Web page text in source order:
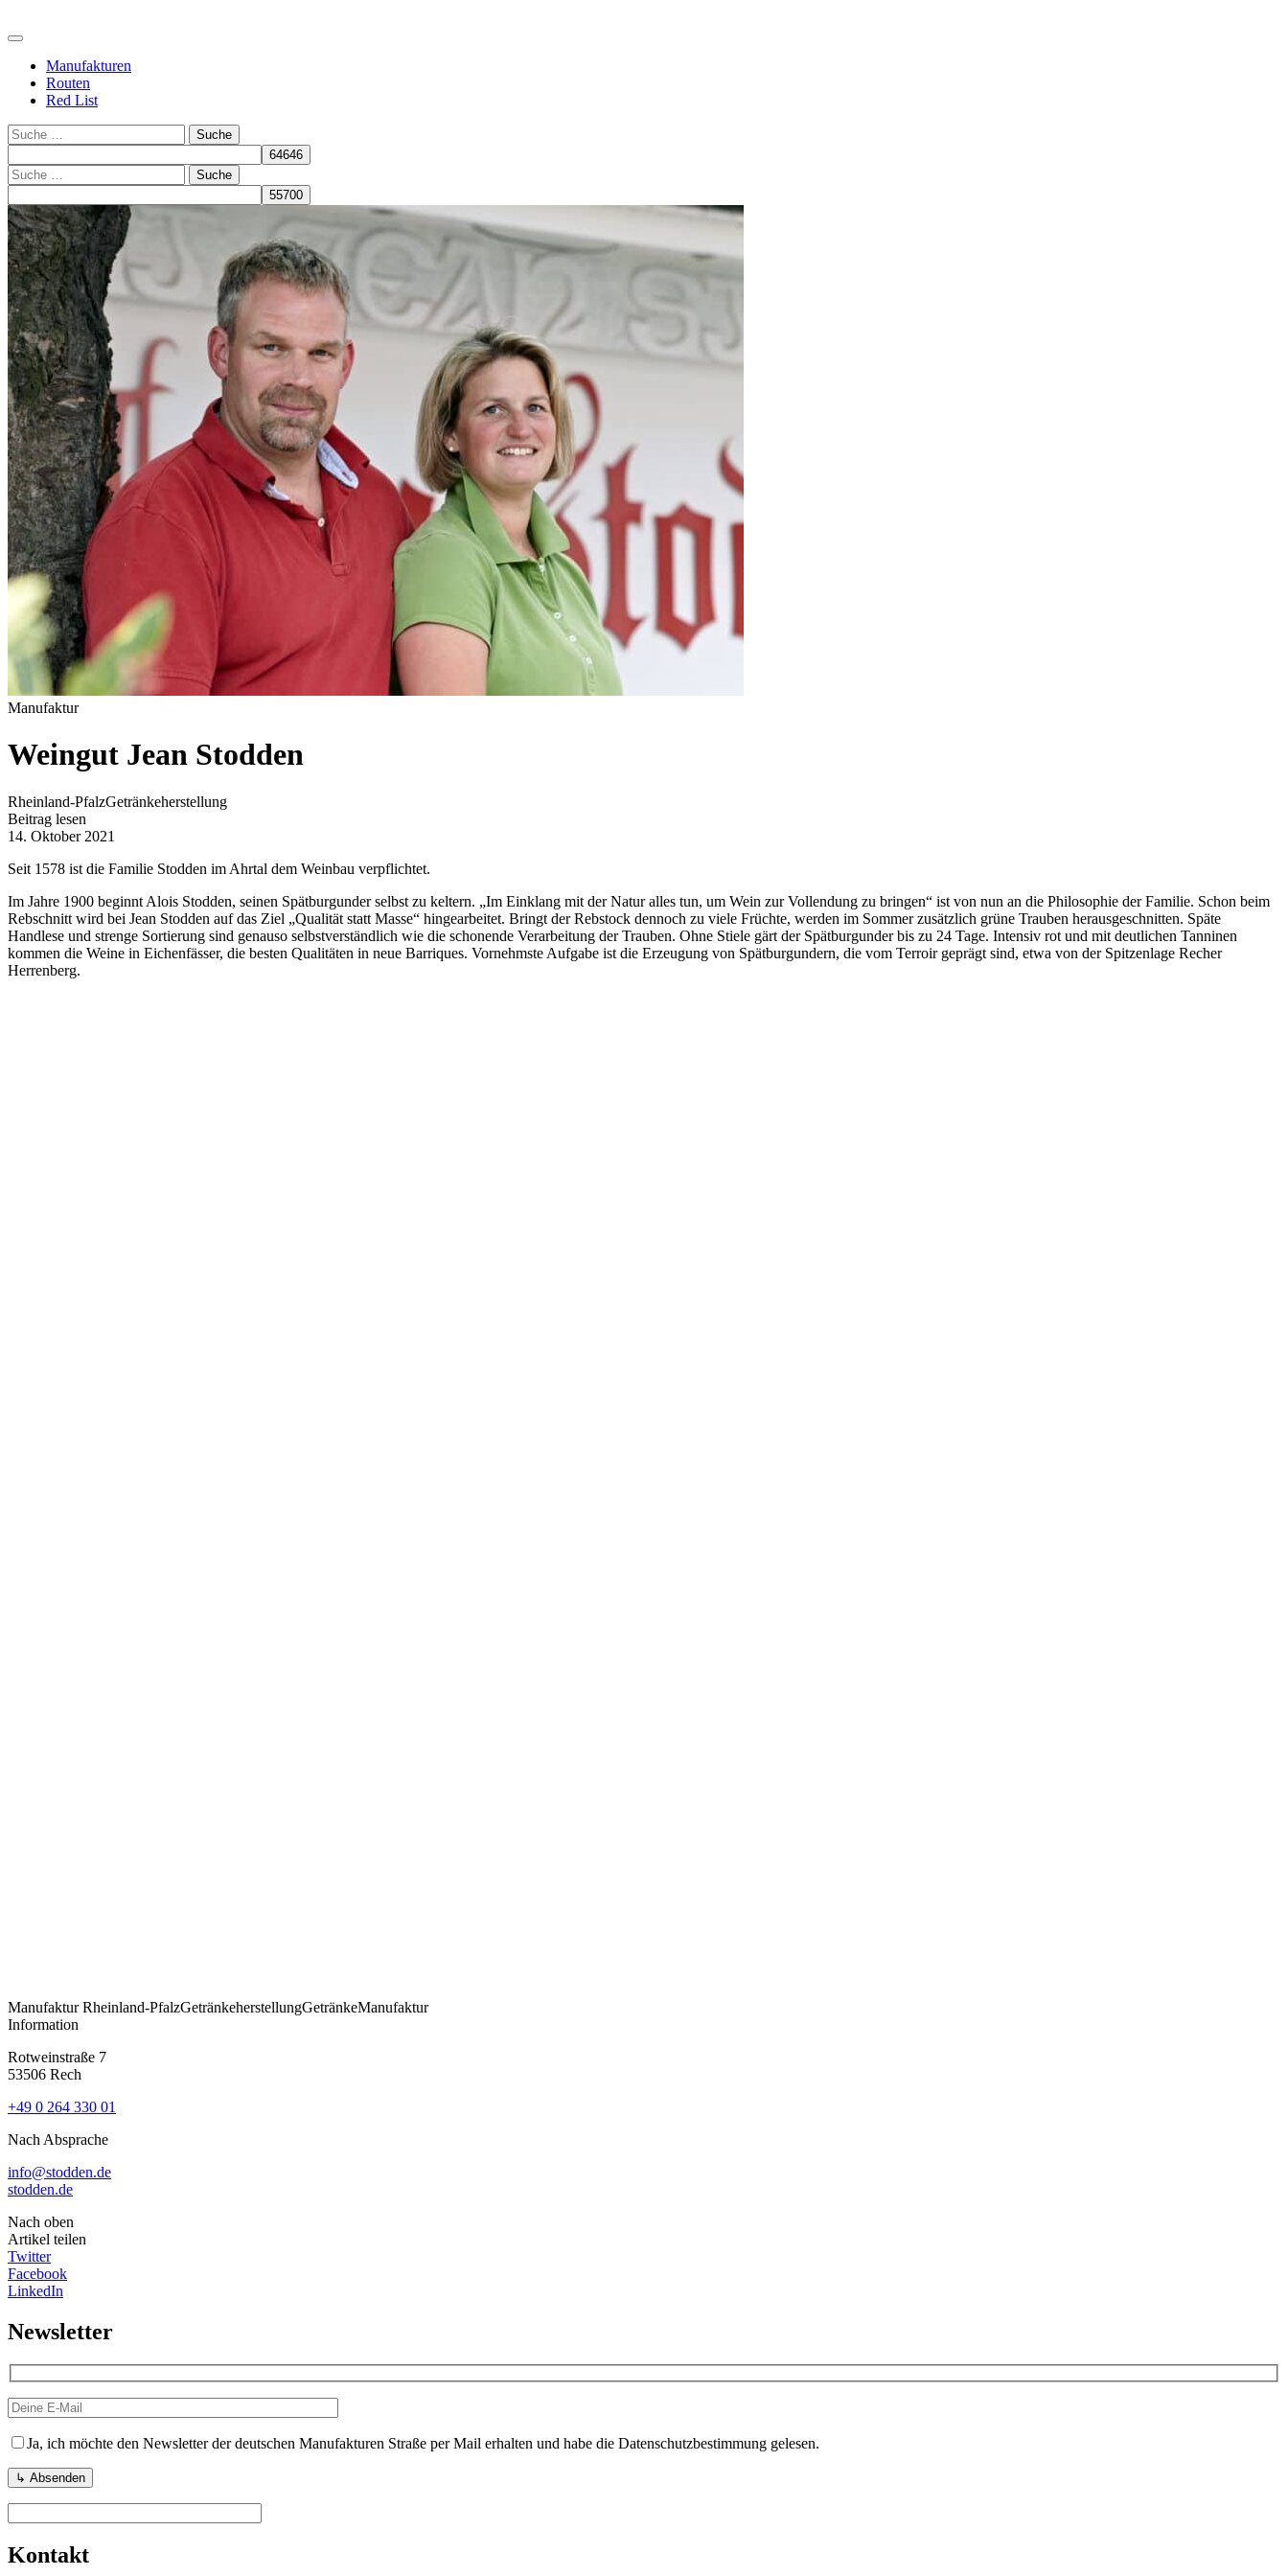
Manufakturen
Routen
Red List
Suche
Suche
Manufaktur
Weingut Jean Stodden
Rheinland-PfalzGetränkeherstellung
Beitrag lesen
14. Oktober 2021
Seit 1578 ist die Familie Stodden im Ahrtal dem Weinbau verpflichtet.
Im Jahre 1900 beginnt Alois Stodden, seinen Spätburgunder selbst zu keltern. „Im Einklang mit der Natur alles tun, um Wein zur Vollendung zu bringen“ ist von nun an die Philosophie der Familie. Schon beim
Rebschnitt wird bei Jean Stodden auf das Ziel „Qualität statt Masse“ hingearbeitet. Bringt der Rebstock dennoch zu viele Früchte, werden im Sommer zusätzlich grüne Trauben herausgeschnitten. Späte
Handlese und strenge Sortierung sind genauso selbstverständlich wie die schonende Verarbeitung der Trauben. Ohne Stiele gärt der Spätburgunder bis zu 24 Tage. Intensiv rot und mit deutlichen Tanninen
kommen die Weine in Eichenfässer, die besten Qualitäten in neue Barriques. Vornehmste Aufgabe ist die Erzeugung von Spätburgundern, die vom Terroir geprägt sind, etwa von der Spitzenlage Recher
Herrenberg.
Manufaktur Rheinland-PfalzGetränkeherstellungGetränkeManufaktur
Information
Rotweinstraße 7
53506 Rech
+49 0 264 330 01
Nach Absprache
info@stodden.de
stodden.de
Nach oben
Artikel teilen
Twitter
Facebook
LinkedIn
Newsletter
Ja, ich möchte den Newsletter der deutschen Manufakturen Straße per Mail erhalten und habe die Datenschutzbestimmung gelesen.
Kontakt